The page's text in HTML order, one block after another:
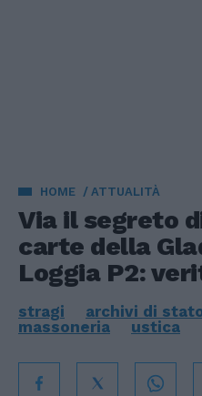
HOME ATTUALITÀ
Via il segreto
carte della
Loggia P2:
stragi archivi di
massoneria
ustica